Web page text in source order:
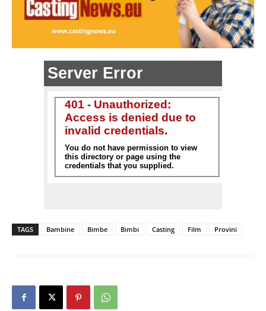
TAGS Bambine Bimbe Bimbi Casting Film Provini